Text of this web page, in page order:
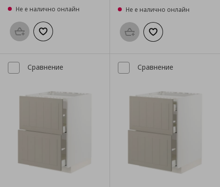
Не е налично онлайн
Προσθήκη στο καλάθι
Добави към списъка с любими
Не е налично онлайн
Προσθήκη στο καλάθι
Добави към
Сравнение Сравнение